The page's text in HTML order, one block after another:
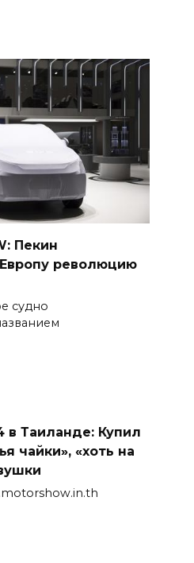
Пекин
революцию
судно
в Таиланде: Купил
чайки», «хоть на